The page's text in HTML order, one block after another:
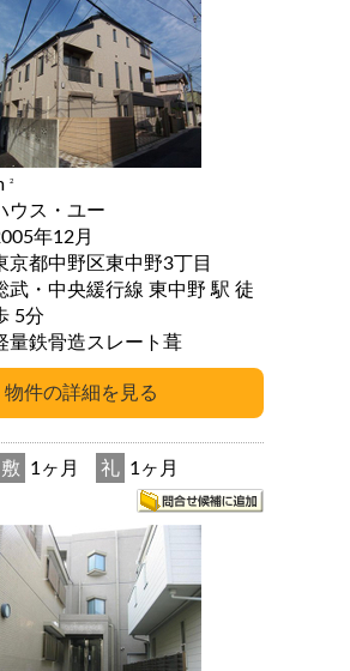
2
ウス・ユー
年12月
京都中野区東中野3丁目
武・中央緩行線 東中野 駅 徒
歩 5分
量鉄骨造スレート葺
敷 1ヶ月 礼 1ヶ月